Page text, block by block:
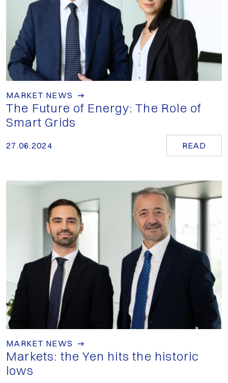
MARKET NEWS
The Future of Energy: The Role of
Smart Grids
27.06.2024 READ
MARKET NEWS
Markets: the Yen hits the historic
lows